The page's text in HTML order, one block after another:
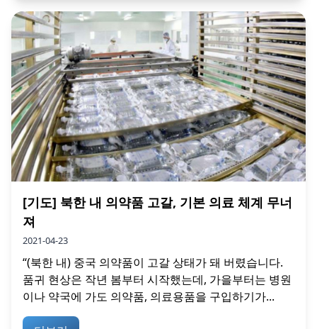
[기도] 북한 내 의약품 고갈, 기본 의료 체계 무너
져
2021-04-23
“(북한 내) 중국 의약품이 고갈 상태가 돼 버렸습니다.
품귀 현상은 작년 봄부터 시작했는데, 가을부터는 병원
이나 약국에 가도 의약품, 의료용품을 구입하기가...